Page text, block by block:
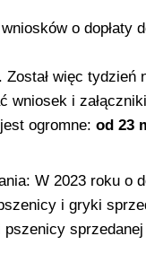
o dopłaty
Został więc tydzień
wniosek i
ogromne: od 23
W 2023 roku o
i gryki
pszenicy